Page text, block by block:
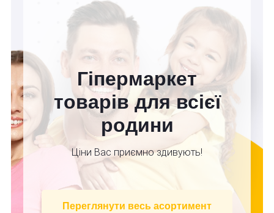
Гіпермаркет
товарів для всієї
родини
Ціни Вас приємно здивують!
Переглянути весь асортимент